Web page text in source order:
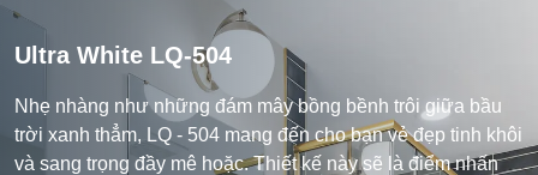
Ultra White LQ-504
Nhẹ nhàng như những đám mây bồng bềnh trôi giữa bầu
trời xanh thẳm, LQ - 504 mang đến cho bạn vẻ đẹp tinh khôi
và sang trọng đầy mê hoặc. Thiết kế này sẽ là điểm nhấn